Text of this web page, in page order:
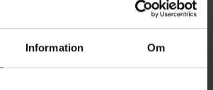
Information Om
Dölj
mönster som pryder
ger en illusion av en längre